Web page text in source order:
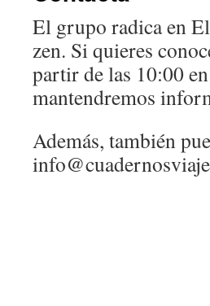
El grupo radica en
zen. Si quieres
partir de las 10:00
mantendremos
Además, también